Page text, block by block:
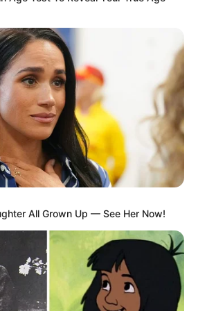
soleil:
All Grown Up — See Her Now!